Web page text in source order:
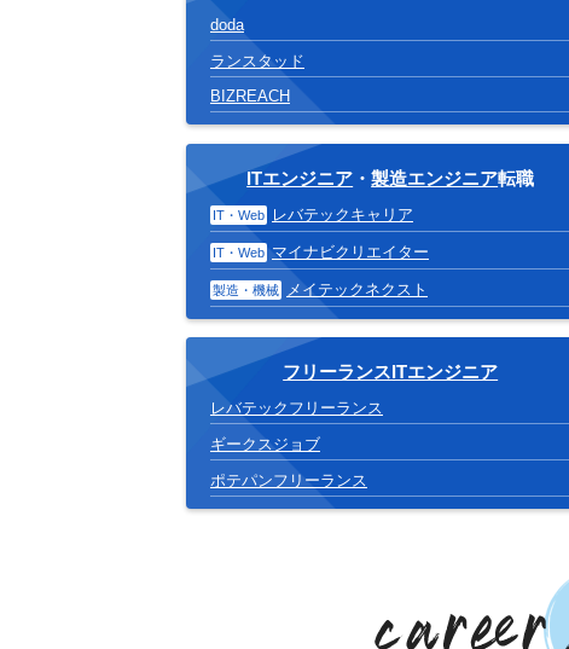
doda
ランスタッド
BIZREACH
ITエンジニア ・製造エンジニア転職
IT・Web レバテックキャリア
IT・Web マイナビクリエイター
製造・機械 メイテックネクスト
フリーランスITエンジニア
レバテックフリーランス
ギークスジョブ
ポテパンフリーランス